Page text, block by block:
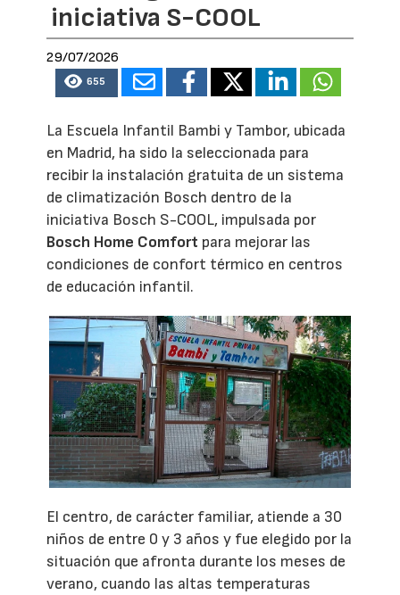
iniciativa S-COOL
29/07/2026
655
La Escuela Infantil Bambi y Tambor, ubicada
en Madrid, ha sido la seleccionada para
recibir la instalación gratuita de un sistema
de climatización Bosch dentro de la
iniciativa Bosch S-COOL, impulsada por
Bosch Home Comfort para mejorar las
condiciones de confort térmico en centros
de educación infantil.
El centro, de carácter familiar, atiende a 30
niños de entre 0 y 3 años y fue elegido por la
situación que afronta durante los meses de
verano, cuando las altas temperaturas